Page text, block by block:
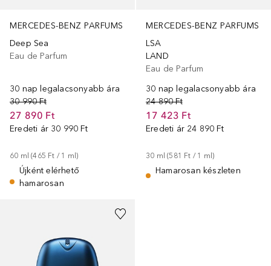
MERCEDES-BENZ PARFUMS
Deep Sea
Eau de Parfum
30 nap legalacsonyabb ára
30 990 Ft
27 890 Ft
Eredeti ár 30 990 Ft
60 ml (465 Ft / 1 ml)
Újként elérhető
hamarosan
MERCEDES-BENZ PARFUMS
LSA
LAND
Eau de Parfum
30 nap legalacsonyabb ára
24 890 Ft
17 423 Ft
Eredeti ár 24 890 Ft
30 ml (581 Ft / 1 ml)
Hamarosan készleten